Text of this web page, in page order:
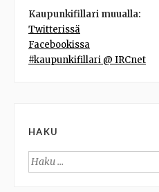
Kaupunkifillari muualla:
Twitterissä
Facebookissa
#kaupunkifillari @ IRCnet
HAKU
Haku: